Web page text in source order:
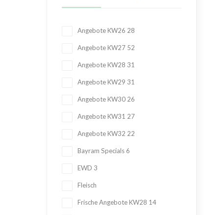
Angebote KW26 28
Angebote KW27 52
Angebote KW28 31
Angebote KW29 31
Angebote KW30 26
Angebote KW31 27
Angebote KW32 22
Bayram Specials 6
EWD 3
Fleisch
Frische Angebote KW28 14